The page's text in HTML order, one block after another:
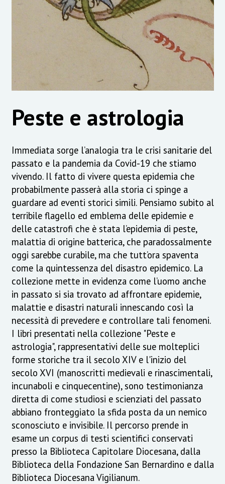
Peste e astrologia
Immediata sorge l’analogia tra le crisi sanitarie del
passato e la pandemia da Covid-19 che stiamo
vivendo. Il fatto di vivere questa epidemia che
probabilmente passerà alla storia ci spinge a
guardare ad eventi storici simili. Pensiamo subito al
terribile flagello ed emblema delle epidemie e
delle catastrofi che è stata l’epidemia di peste,
malattia di origine batterica, che paradossalmente
oggi sarebbe curabile, ma che tutt’ora spaventa
come la quintessenza del disastro epidemico. La
collezione mette in evidenza come l’uomo anche
in passato si sia trovato ad affrontare epidemie,
malattie e disastri naturali innescando così la
necessità di prevedere e controllare tali fenomeni.
I libri presentati nella collezione "Peste e
astrologia", rappresentativi delle sue molteplici
forme storiche tra il secolo XIV e l'inizio del
secolo XVI (manoscritti medievali e rinascimentali,
incunaboli e cinquecentine), sono testimonianza
diretta di come studiosi e scienziati del passato
abbiano fronteggiato la sfida posta da un nemico
sconosciuto e invisibile. Il percorso prende in
esame un corpus di testi scientifici conservati
presso la Biblioteca Capitolare Diocesana, dalla
Biblioteca della Fondazione San Bernardino e dalla
Biblioteca Diocesana Vigilianum.